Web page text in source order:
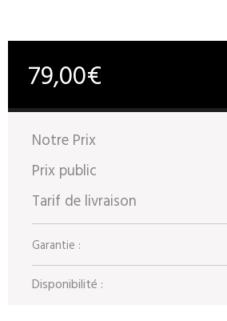
79,00€
Notre Prix
Prix public
Tarif de livraison
Garantie :
Disponibilité :